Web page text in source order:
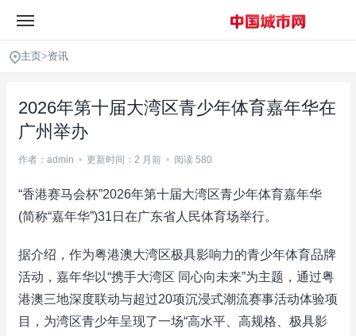
主页>资讯
2026年第十届大湾区青少年体育嘉年华在
广州举办
作者：admin • 更新时间：2 月前 • 阅读 580
“香港赛马会杯”2026年第十届大湾区青少年体育嘉年华
(简称“嘉年华”)31日在广东省人民体育场举行。
据介绍，作为粤港澳大湾区极具影响力的青少年体育品牌
活动，嘉年华以“携手大湾区 同心向未来”为主题，通过粤
港澳三地深度联动与超过20项沉浸式潮流赛事活动体验项
目，为湾区青少年呈现了一场“高水平、高规格、极具影